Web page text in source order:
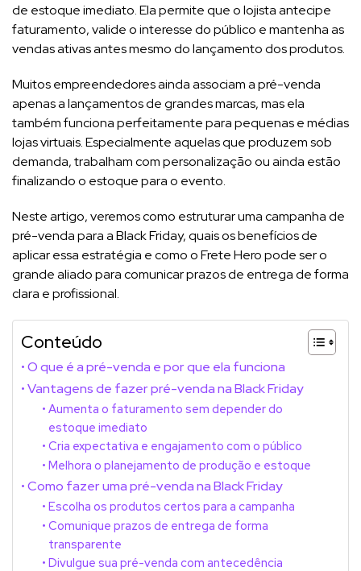
de estoque imediato. Ela permite que o lojista antecipe
faturamento, valide o interesse do público e mantenha as
vendas ativas antes mesmo do lançamento dos produtos.
Muitos empreendedores ainda associam a pré-venda
apenas a lançamentos de grandes marcas, mas ela
também funciona perfeitamente para pequenas e médias
lojas virtuais. Especialmente aquelas que produzem sob
demanda, trabalham com personalização ou ainda estão
finalizando o estoque para o evento.
Neste artigo, veremos como estruturar uma campanha de
pré-venda para a Black Friday, quais os benefícios de
aplicar essa estratégia e como o Frete Hero pode ser o
grande aliado para comunicar prazos de entrega de forma
clara e profissional.
Conteúdo
O que é a pré-venda e por que ela funciona
Vantagens de fazer pré-venda na Black Friday
Aumenta o faturamento sem depender do
estoque imediato
Cria expectativa e engajamento com o público
Melhora o planejamento de produção e estoque
Como fazer uma pré-venda na Black Friday
Escolha os produtos certos para a campanha
Comunique prazos de entrega de forma
transparente
Divulgue sua pré-venda com antecedência